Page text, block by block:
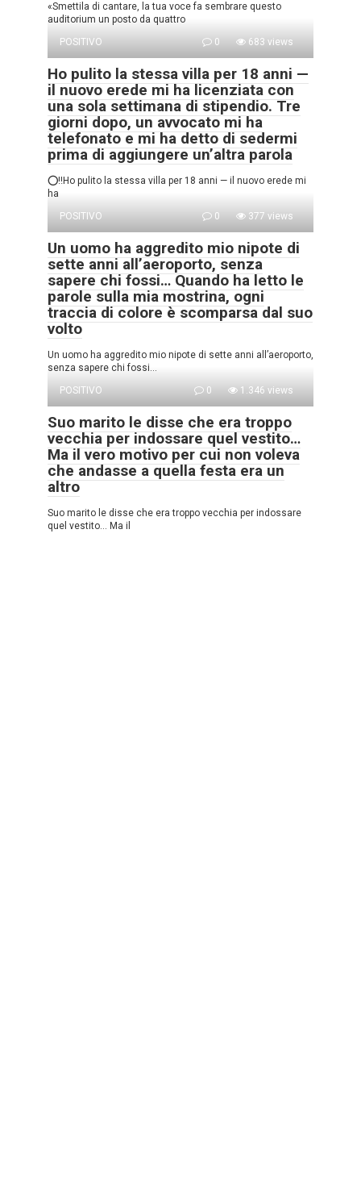
«Smettila di cantare, la tua voce fa sembrare questo
auditorium un posto da quattro
POSITIVO
0 683 views
Ho pulito la stessa villa per 18 anni —
il nuovo erede mi ha licenziata con
una sola settimana di stipendio. Tre
giorni dopo, un avvocato mi ha
telefonato e mi ha detto di sedermi
prima di aggiungere un’altra parola
⭕‼️Ho pulito la stessa villa per 18 anni — il nuovo erede mi
ha
POSITIVO
0 377 views
Un uomo ha aggredito mio nipote di
sette anni all’aeroporto, senza
sapere chi fossi… Quando ha letto le
parole sulla mia mostrina, ogni
traccia di colore è scomparsa dal suo
volto
Un uomo ha aggredito mio nipote di sette anni all’aeroporto,
senza sapere chi fossi…
POSITIVO
0 1.346 views
Suo marito le disse che era troppo
vecchia per indossare quel vestito…
Ma il vero motivo per cui non voleva
che andasse a quella festa era un
altro
Suo marito le disse che era troppo vecchia per indossare
quel vestito… Ma il